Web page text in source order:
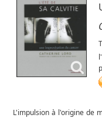
L'impulsion à l'origine de